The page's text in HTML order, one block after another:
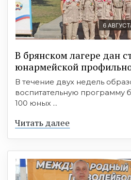
6
В брянском лагере дан
юнармейской
В течение двух недель
воспитательную программу
100 юных ...
Читать далее